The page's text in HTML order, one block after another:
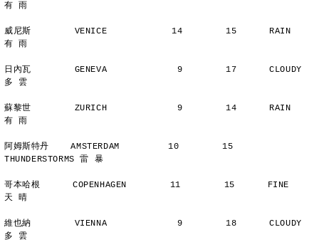
有 雨
威尼斯        VENICE            14        15      RAIN
有 雨
日內瓦        GENEVA             9        17      CLOUDY
多 雲
蘇黎世        ZURICH             9        14      RAIN
有 雨
阿姆斯特丹    AMSTERDAM         10        15
THUNDERSTORMS 雷 暴
哥本哈根      COPENHAGEN        11        15      FINE
天 晴
維也納        VIENNA             9        18      CLOUDY
多 雲